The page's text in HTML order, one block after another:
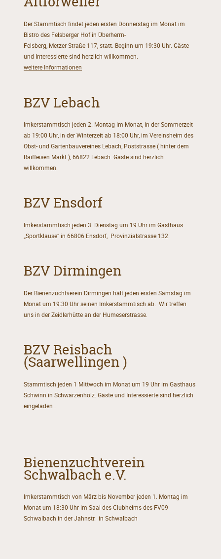
Der Stammtisch findet jeden ersten Donnerstag im Monat im
Bistro des Felsberger Hof in Überherrn-
Felsberg, Metzer Straße 117, statt. Beginn um 19:30 Uhr. Gäste
und Interessierte sind herzlich willkommen.
weitere Informationen
BZV Lebach
Imkerstammtisch jeden 2. Montag im Monat, in der Sommerzeit
ab 19:00 Uhr, in der Winterzeit ab 18:00 Uhr, im Vereinsheim des
Obst- und Gartenbauvereines Lebach, Poststrasse ( hinter dem
Raiffeisen Markt ), 66822 Lebach. Gäste sind herzlich
willkommen.
BZV Ensdorf
Imkerstammtisch jeden 3. Dienstag um 19 Uhr im Gasthaus
„Sportklause“ in 66806 Ensdorf, Provinzialstrasse 132.
BZV Dirmingen
Der Bienenzuchtverein Dirmingen hält jeden ersten Samstag im
Monat um 19:30 Uhr seinen Imkerstammtisch ab. Wir treffen
uns in der Zeidlerhütte an der Humeserstrasse.
BZV Reisbach
(Saarwellingen )
Stammtisch jeden 1 Mittwoch im Monat um 19 Uhr im Gasthaus
Schwinn in Schwarzenholz. Gäste und Interessierte sind herzlich
eingeladen .
Bienenzuchtverein
Schwalbach e.V.
Imkerstammtisch von März bis November jeden 1. Montag im
Monat um 18:30 Uhr im Saal des Clubheims des FV09
Schwalbach in der Jahnstr. in Schwalbach